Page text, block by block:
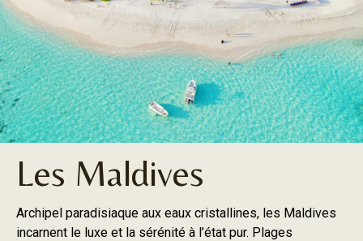
Les Maldives
Archipel paradisiaque aux eaux cristallines, les Maldives
incarnent le luxe et la sérénité à l’état pur. Plages